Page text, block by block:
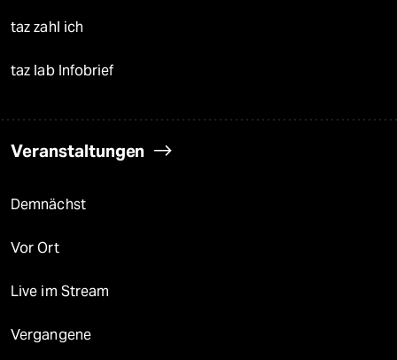
taz zahl ich
taz lab Infobrief
Veranstaltungen
Demnächst
Vor Ort
Live im Stream
Vergangene